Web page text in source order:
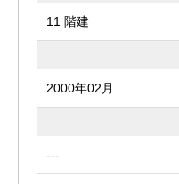
11 階建
2000年02月
---